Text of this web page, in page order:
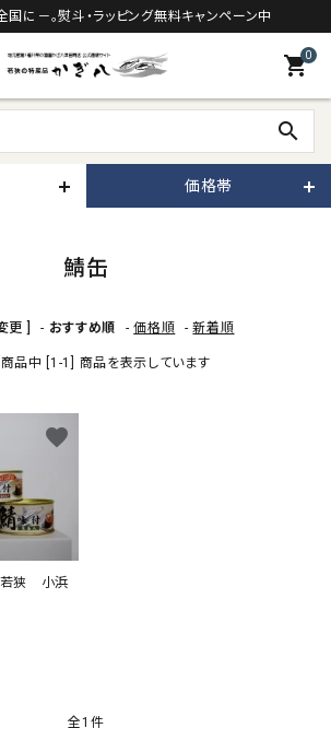
に－。熨斗・ラッピング無料キャンペーン中
0
shopping_cart
search
価格帯
鯖缶
更 ] - おすすめ順 -価格順 -新着順
品中 [1-1] 商品を表示しています
狭 小浜
favorite
全1件